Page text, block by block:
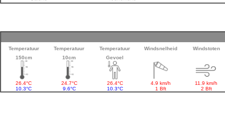
Temperatuur Temperatuur Temperatuur Windsnelheid
Windstoten
150cm
10cm Gevoel
26.4°C 24.7°C 26.4°C 4.9 km/h
11.9 km/h
10.3°C
9.6°C 10.3°C 1 Bft 2 Bft